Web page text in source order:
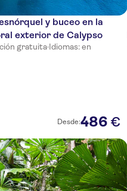
y buceo en la
exterior de Calypso
gratuita·Idiomas: en
Desde:486 €